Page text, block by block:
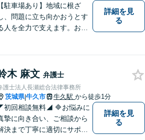
【駐車場あり】地域に根ざ
、問題に立ち向かおうとす
人を全力で支えます。お困
詳細を見
る
木 麻文 弁護士
護士法人長瀬総合法律事務所
茨城県|牛久市 牛久駅 から徒歩1分
初回相談無料◢ 🔷お悩みに
摯に向き合い、ご相談から
決まで丁寧に適切にサポー
詳細を見
る